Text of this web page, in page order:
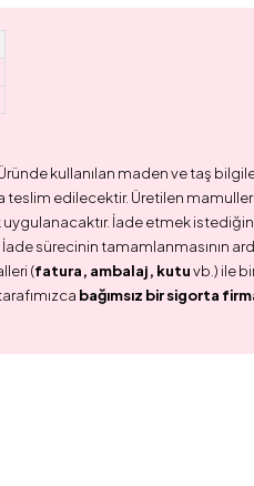
kullanılan maden ve taş
teslim edilecektir. Üretilen
uygulanacaktır. İade etmek
İade sürecinin tamamlanmasının
(fatura, ambalaj, kutuvb.) ile
bağımsız bir sigorta